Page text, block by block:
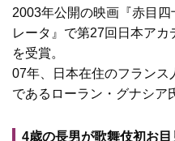
2003年公開の映画『赤目
レータ』で第27回日本ア
を受賞。
07年、日本在住のフランス
であるローラン・グナシア
4歳の長男が歌舞伎初お目